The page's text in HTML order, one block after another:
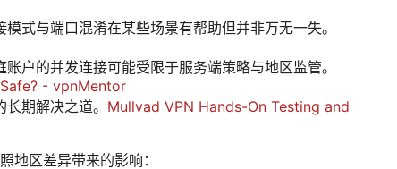
式与端口混淆在某些场景有帮助但并非万无一失。
户的并发连接可能受限于服务端策略与地区监管。
- vpnMentor
期解决之道。 Mullvad VPN Hands-On Testing and
地区差异带来的影响：